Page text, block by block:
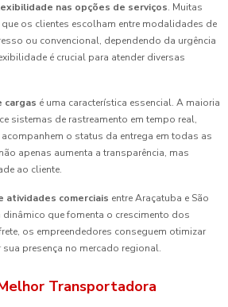
nas opções de serviços. Muitas
os clientes escolham entre modalidades de
ou convencional, dependendo da urgência
é crucial para atender diversas
cargas é uma característica essencial. A maioria
sistemas de rastreamento em tempo real,
o status da entrega em todas as
apenas aumenta a transparência, mas
ao cliente.
atividades comerciais entre Araçatuba e São
que fomenta o crescimento dos
os empreendedores conseguem otimizar
presença no mercado regional.
Transportadora